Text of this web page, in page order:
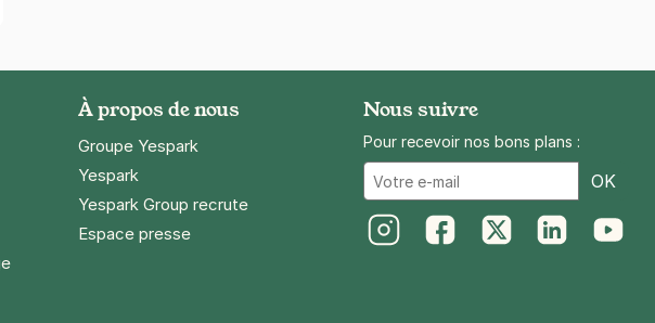
À propos de nous
Groupe Yespark
Yespark
Yespark Group recrute
Espace presse
Nous suivre
Pour recevoir nos bons plans :
OK